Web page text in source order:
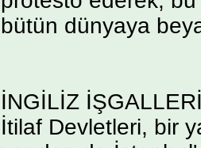
bütün dünyaya
İNGİLİZ
İtilaf Devletleri, bir